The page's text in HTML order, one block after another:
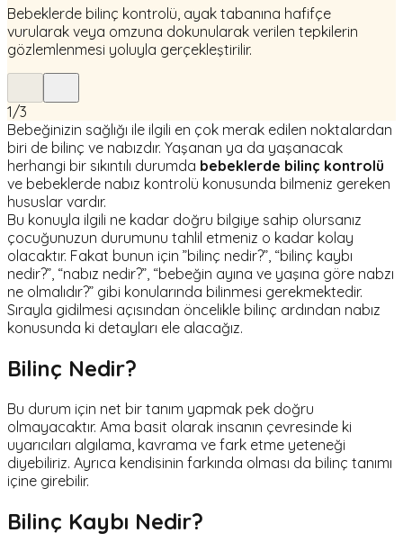
Bebeklerde bilinç kontrolü, ayak tabanına hafifçe
vurularak veya omzuna dokunularak verilen tepkilerin
gözlemlenmesi yoluyla gerçekleştirilir.
1/3
Bebeğinizin sağlığı ile ilgili en çok merak edilen noktalardan
biri de bilinç ve nabızdır. Yaşanan ya da yaşanacak
herhangi bir sıkıntılı durumda bebeklerde bilinç kontrolü
ve bebeklerde nabız kontrolü konusunda bilmeniz gereken
hususlar vardır.
Bu konuyla ilgili ne kadar doğru bilgiye sahip olursanız
çocuğunuzun durumunu tahlil etmeniz o kadar kolay
olacaktır. Fakat bunun için ”bilinç nedir?”, “bilinç kaybı
nedir?”, “nabız nedir?”, “bebeğin ayına ve yaşına göre nabzı
ne olmalıdır?” gibi konularında bilinmesi gerekmektedir.
Sırayla gidilmesi açısından öncelikle bilinç ardından nabız
konusunda ki detayları ele alacağız.
Bilinç Nedir?
Bu durum için net bir tanım yapmak pek doğru
olmayacaktır. Ama basit olarak insanın çevresinde ki
uyarıcıları algılama, kavrama ve fark etme yeteneği
diyebiliriz. Ayrıca kendisinin farkında olması da bilinç tanımı
içine girebilir.
Bilinç Kaybı Nedir?